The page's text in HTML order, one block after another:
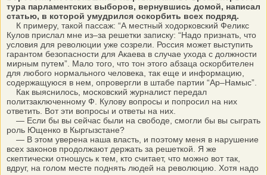
тура парламентских выборов, вернувшись домой, написал
статью, в которой умудрился оскорбить всех подряд.
К примеру, такой пассаж: “А местный ходорковский Феликс
Кулов прислал мне из–за решетки записку: “Надо признать, что
условия для революции уже созрели. Россия может выступить
гарантом безопасности для Акаева в случае ухода с должности
мирным путем”. Мало того, что тон этого абзаца оскорбителен
для любого нормального человека, так еще и информацию,
содержащуюся в нем, опровергли в штабе партии “Ар–Намыс”.
Как выяснилось, московский журналист передал
политзаключенному Ф. Кулову вопросы и попросил на них
ответить. Вот эти вопросы и ответы на них.
— Если бы вы сейчас были на свободе, смогли бы вы сыграть
роль Ющенко в Кыргызстане?
— В этом уверена наша власть, и поэтому меня в нарушение
всех законов продолжают держать за решеткой. Я же
скептически отношусь к тем, кто считает, что можно вот так,
вдруг, на голом месте поднять людей на революцию. Хотя надо